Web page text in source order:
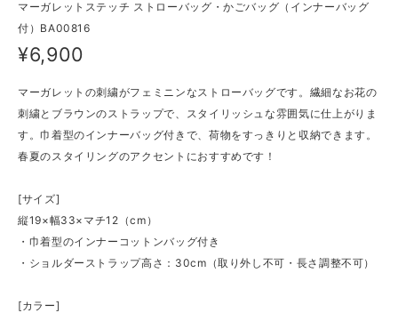
マーガレットステッチ ストローバッグ・かごバッグ（インナーバッグ
付）BA00816
¥6,900
マーガレットの刺繍がフェミニンなストローバッグです。繊細なお花の
刺繍とブラウンのストラップで、スタイリッシュな雰囲気に仕上がりま
す。巾着型のインナーバッグ付きで、荷物をすっきりと収納できます。
春夏のスタイリングのアクセントにおすすめです！
[サイズ]
縦19×幅33×マチ12（cm）
・巾着型のインナーコットンバッグ付き
・ショルダーストラップ高さ：30cm（取り外し不可・長さ調整不可）
[カラー]